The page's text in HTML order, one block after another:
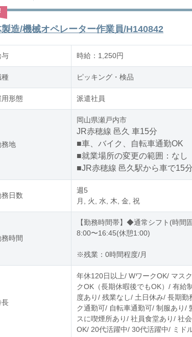
造/機械オペレーター作業員/H140842
与 時給：1,250円
種 ピッキング・検品
用形態 派遣社員
務地
岡山県瀬戸内市
JR赤穂線 邑久 車15分
■車、バイク、自転車通勤OK
■就業場所の変更の範囲：なし
■JR赤穂線 邑久駅から車で15分
務日数
週5
月, 火, 水, 木, 金, 祝
時間
【勤務時間帯】◆通常シフト(時間
8:00〜16:45(休憩1:00)
※残業：0時間程度/月
長
年休120日以上/ WワークOK/ マス
クOK（長期休暇後でもOK）/ 有給
度あり/ 残業なし/ 土日休み/ 長期
ク通勤可/ 自転車通勤可/ 制服あり/
スに喫煙所あり/ 社員食堂あり/ 社
OK/ 20代活躍中/ 30代活躍中/ ミド